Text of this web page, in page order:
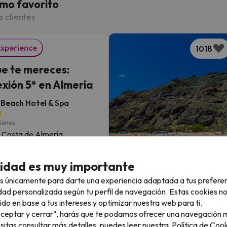
favorito
clientes
te mereces:
5* en Almería
Hotel & Spa
de Almería
2 noches desde
119€/pers. Top Chollo
1018
es muy importante
únicamente para darte una experiencia adaptada a tus
personalizada según tu perfil de navegación. Estas cookies
en base a tus intereses y optimizar nuestra web para ti.
y cerrar", harás que te podamos ofrecer una navegación
consultar más detalles, puedes leer nuestra Política de